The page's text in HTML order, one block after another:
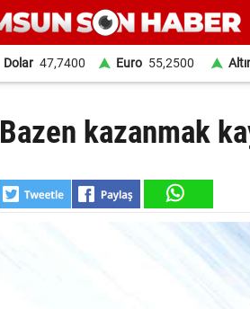
Dolar 47,7400 Euro 55,2500
Bazen kazanmak